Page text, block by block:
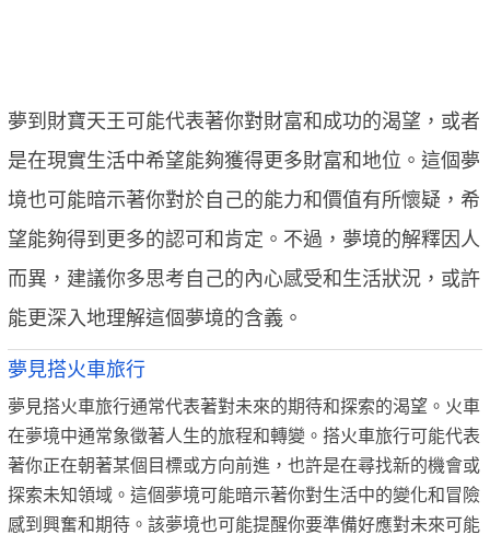
夢到財寶天王可能代表著你對財富和成功的渴望，或者
是在現實生活中希望能夠獲得更多財富和地位。這個夢
境也可能暗示著你對於自己的能力和價值有所懷疑，希
望能夠得到更多的認可和肯定。不過，夢境的解釋因人
而異，建議你多思考自己的內心感受和生活狀況，或許
能更深入地理解這個夢境的含義。
夢見搭火車旅行
夢見搭火車旅行通常代表著對未來的期待和探索的渴望。火車
在夢境中通常象徵著人生的旅程和轉變。搭火車旅行可能代表
著你正在朝著某個目標或方向前進，也許是在尋找新的機會或
探索未知領域。這個夢境可能暗示著你對生活中的變化和冒險
感到興奮和期待。該夢境也可能提醒你要準備好應對未來可能